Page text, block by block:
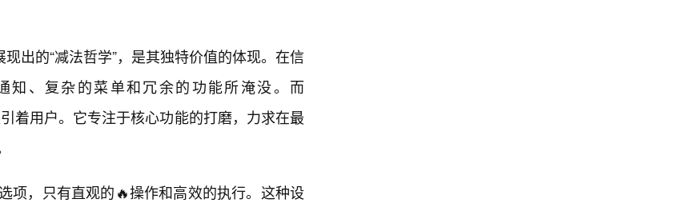
出的“减法哲学”，是其独特价值的体现。在信
知、复杂的菜单和冗余的功能所淹没。而
着用户。它专注于核心功能的打磨，力求在最
项，只有直观的🔥操作和高效的执行。这种设